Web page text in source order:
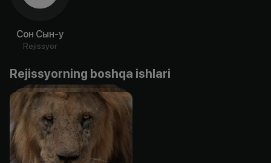
Сон Сын-у
Rejissyor
Rejissyorning boshqa ishlari